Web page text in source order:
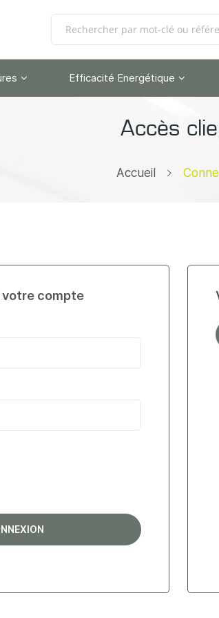
Efficacité Energétique
Accès
Accueil
compte